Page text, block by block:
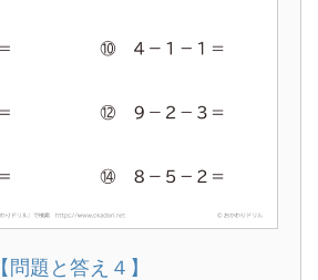
【問題と答え４】